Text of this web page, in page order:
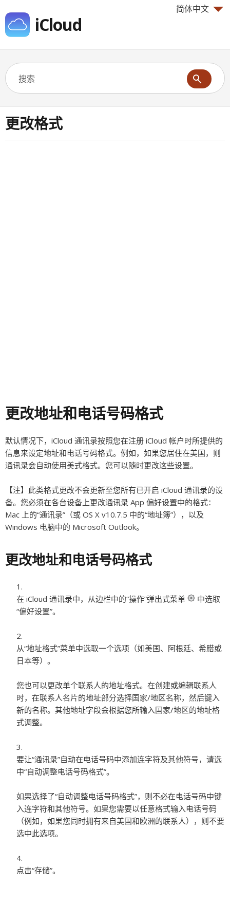
简体中文
iCloud
更改格式
更改地址和电话号码格式
默认情况下，iCloud 通讯录按照您在注册 iCloud 帐户时所提供的
信息来设定地址和电话号码格式。例如，如果您居住在美国，则
通讯录会自动使用美式格式。您可以随时更改这些设置。
【注】 此类格式更改不会更新至您所有已开启 iCloud 通讯录的设
备。您必须在各台设备上更改通讯录 App 偏好设置中的格式：
Mac 上的“通讯录”（或 OS X v10.7.5 中的“地址簿”），以及
Windows 电脑中的 Microsoft Outlook。
更改地址和电话号码格式
在 iCloud 通讯录中，从边栏中的“操作”弹出式菜单
中选取
“偏好设置”。
从“地址格式”菜单中选取一个选项（如美国、阿根廷、希腊或
日本等）。
您也可以更改单个联系人的地址格式。在创建或编辑联系人
时，在联系人名片的地址部分选择国家/地区名称，然后键入
新的名称。其他地址字段会根据您所输入国家/地区的地址格
式调整。
要让“通讯录”自动在电话号码中添加连字符及其他符号，请选
中“自动调整电话号码格式”。
如果选择了“自动调整电话号码格式”，则不必在电话号码中键
入连字符和其他符号。如果您需要以任意格式输入电话号码
（例如，如果您同时拥有来自美国和欧洲的联系人），则不要
选中此选项。
点击“存储”。